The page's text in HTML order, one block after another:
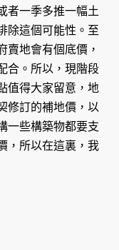
者一季多推一幅土
除這個可能性。至
賣地會有個底價，
合。所以，現階段
值得大家留意，地
修訂的補地價，以
一些構築物都要支
，所以在這裏，我